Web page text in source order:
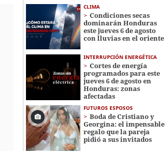
CLIMA
Condiciones secas
dominarán Honduras
este jueves 6 de agosto
con lluvias en el oriente
INTERRUPCIÓN ENERGÉTICA
Cortes de energía
programados para este
jueves 6 de agosto en
Honduras: zonas
afectadas
FUTUROS ESPOSOS
Boda de Cristiano y
Georgina: el impensable
regalo que la pareja
pidió a sus invitados